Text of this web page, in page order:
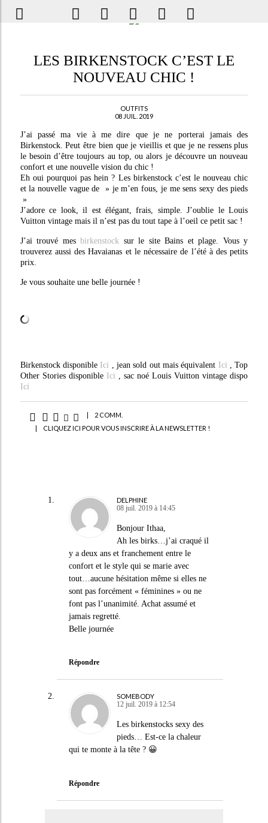
LES BIRKENSTOCK C’EST LE
NOUVEAU CHIC !
OUTFITS
08 JUIL. 2019
J’ai passé ma vie à me dire que je ne porterai jamais des
Birkenstock. Peut être bien que je vieillis et que je ne ressens plus
le besoin d’être toujours au top, ou alors je découvre un nouveau
confort et une nouvelle vision du chic !
Eh oui pourquoi pas hein ? Les birkenstock c’est le nouveau chic
et la nouvelle vague de » je m’en fous, je me sens sexy des pieds
»
J’adore ce look, il est élégant, frais, simple. J’oublie le Louis
Vuitton vintage mais il n’est pas du tout tape à l’oeil ce petit sac !
J’ai trouvé mesbirkenstock sur le site Bains et plage. Vous y
trouverez aussi des Havaianas et le nécessaire de l’été à des petits
prix.
Je vous souhaite une belle journée !
Birkenstock disponible Ici , jean sold out mais équivalent Ici , Top
Other Stories disponible Ici , sac noé Louis Vuitton vintage dispo
Ici
|
2 COMM.
|
CLIQUEZ ICI POUR VOUS INSCRIRE À LA NEWSLETTER !
DELPHINE
08 juil. 2019 à 14:45
Bonjour Ithaa,
Ah les birks…j’ai craqué il
y a deux ans et franchement entre le
confort et le style qui se marie avec
tout…aucune hésitation même si elles ne
sont pas forcément « féminines » ou ne
font pas l’unanimité. Achat assumé et
jamais regretté.
Belle journée
Répondre
SOMEBODY
12 juil. 2019 à 12:54
Les birkenstocks sexy des
pieds… Est-ce la chaleur
qui te monte à la tête ? 😀
Répondre